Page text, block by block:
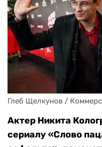
Глеб Щелкунов /
Актер Никита
сериалу «Слово